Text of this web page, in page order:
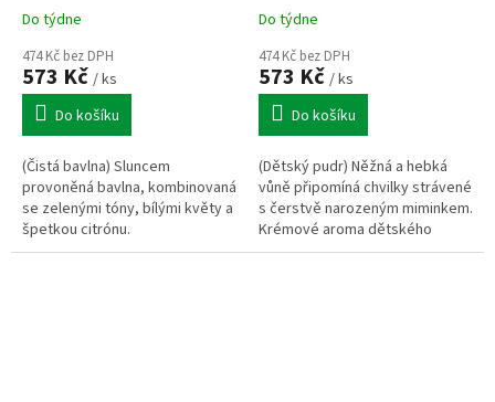
Do týdne
474 Kč bez DPH
573 Kč / ks
Do košíku
(Čistá bavlna) Sluncem
provoněná bavlna, kombinovaná
se zelenými tóny, bílými květy a
špetkou citrónu.
Do týdne
474 Kč bez DPH
573 Kč / ks
Do košíku
(Dětský pudr) Něžná a hebká
vůně připomíná chvilky strávené
s čerstvě narozeným miminkem.
Krémové aroma dětského
pudru a tichá záře štěstí –